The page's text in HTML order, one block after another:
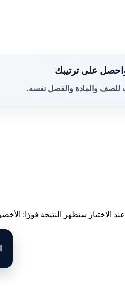
على ترتيبك
للصف والمادة والفصل نفسه.
الاختيار ستظهر النتيجة فورًا: